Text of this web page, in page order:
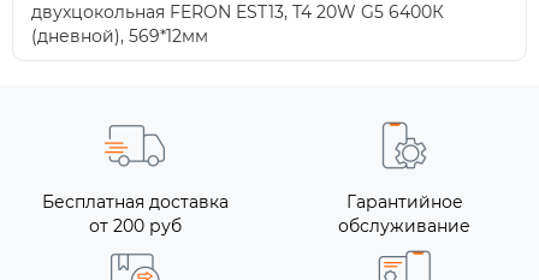
двухцокольная FERON EST13, T4 20W G5 6400К
(дневной), 569*12мм
Бесплатная доставка
от 200 руб
Гарантийное
обслуживание